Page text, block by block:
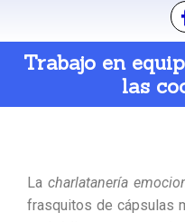
Trabajo en
las
Lacharlatanería
frasquitos de cápsulas